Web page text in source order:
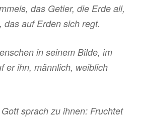
das Getier, die Erde all,
das auf Erden sich regt.
in seinem Bilde, im
er ihn, männlich, weiblich
sprach zu ihnen: Fruchtet